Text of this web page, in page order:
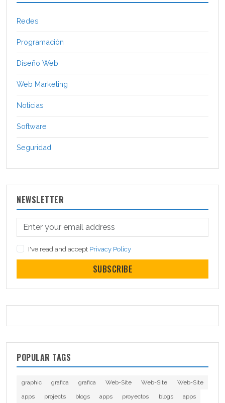
Redes
Programación
Diseño Web
Web Marketing
Noticias
Software
Seguridad
NEWSLETTER
I've read and accept Privacy Policy
SUBSCRIBE
POPULAR TAGS
graphic grafica grafica Web-Site Web-Site
Web-Site
apps
projects blogs apps proyectos blogs
apps